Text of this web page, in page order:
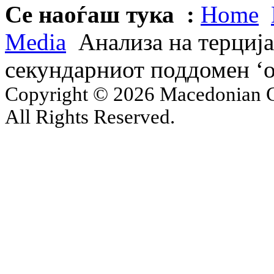
Се наоѓаш тука : Home
Media Анализа на
секундарниот поддомен
Copyright © 2026 Macedonian
All Rights Reserved.